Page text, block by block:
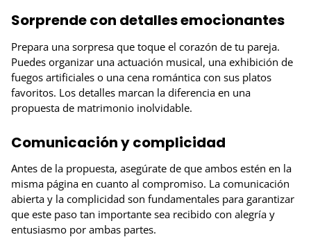
Sorprende con detalles emocionantes
Prepara una sorpresa que toque el corazón de tu pareja.
Puedes organizar una actuación musical, una exhibición de
fuegos artificiales o una cena romántica con sus platos
favoritos. Los detalles marcan la diferencia en una
propuesta de matrimonio inolvidable.
Comunicación y complicidad
Antes de la propuesta, asegúrate de que ambos estén en la
misma página en cuanto al compromiso. La comunicación
abierta y la complicidad son fundamentales para garantizar
que este paso tan importante sea recibido con alegría y
entusiasmo por ambas partes.